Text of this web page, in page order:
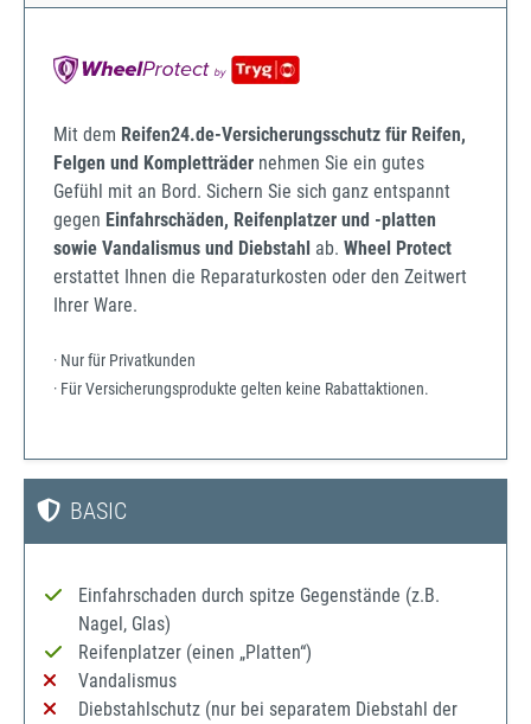
Mit dem Reifen24.de-Versicherungsschutz für Reifen,
Felgen und Kompletträder nehmen Sie ein gutes
Gefühl mit an Bord. Sichern Sie sich ganz entspannt
gegen Einfahrschäden, Reifenplatzer und -platten
sowie Vandalismus und Diebstahl ab. Wheel Protect
erstattet Ihnen die Reparaturkosten oder den Zeitwert
Ihrer Ware.
· Nur für Privatkunden
· Für Versicherungsprodukte gelten keine Rabattaktionen.
BASIC
Einfahrschaden durch spitze Gegenstände (z.B.
Nagel, Glas)
Reifenplatzer (einen „Platten“)
Vandalismus
Diebstahlschutz (nur bei separatem Diebstahl der